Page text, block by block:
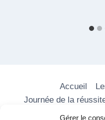
Gérer le
Accueil
Journée de la
Les formations